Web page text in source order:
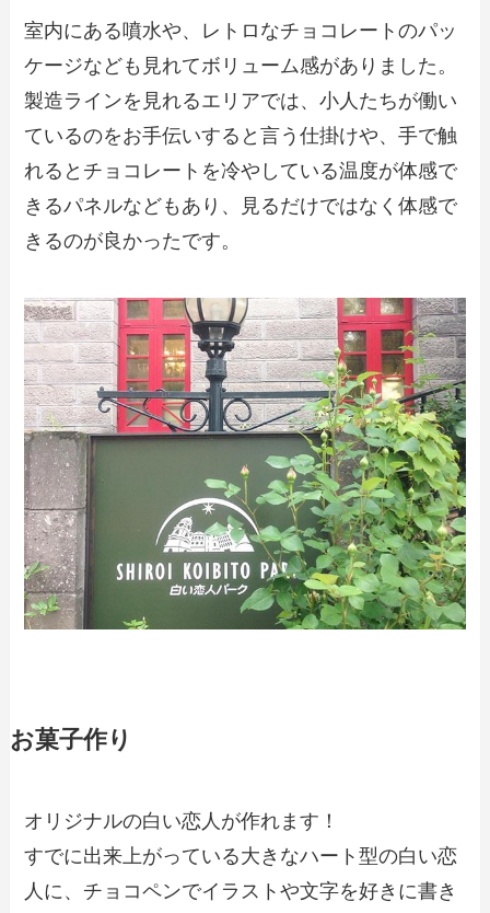
室内にある噴水や、レトロなチョコレートのパッ
ケージなども見れてボリューム感がありました。
製造ラインを見れるエリアでは、小人たちが働い
ているのをお手伝いすると言う仕掛けや、手で触
れるとチョコレートを冷やしている温度が体感で
きるパネルなどもあり、見るだけではなく体感で
きるのが良かったです。
お菓子作り
オリジナルの白い恋人が作れます！
すでに出来上がっている大きなハート型の白い恋
人に、チョコペンでイラストや文字を好きに書き